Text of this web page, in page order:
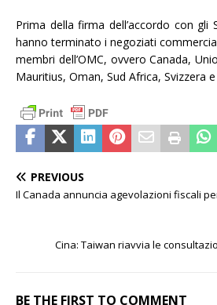
Prima della firma dell’accordo con gli
hanno terminato i negoziati
membri dell’OMC, ovvero Canada,
Mauritius, Oman, Sud Africa, Svizzera
PREVIOUS
Il Canada annuncia agevolazioni fiscali
Cina: Taiwan riavvia le
BE THE FIRST TO COMMENT